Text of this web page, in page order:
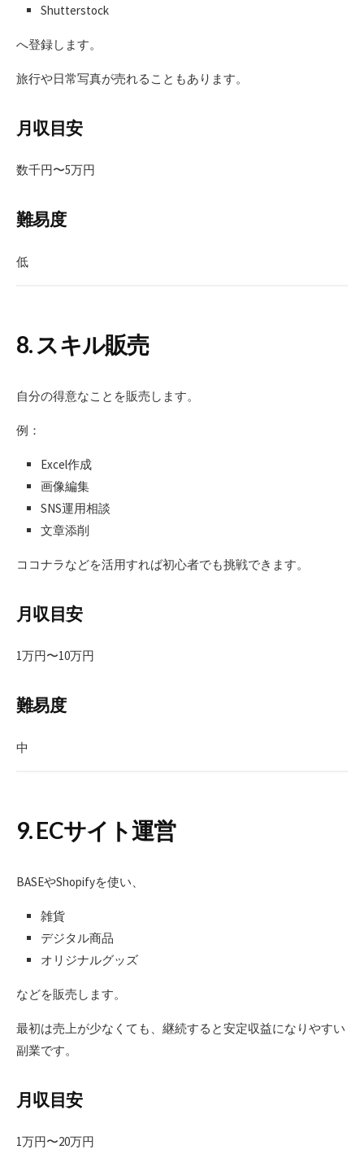
Shutterstock
へ登録します。
旅行や日常写真が売れることもあります。
月収目安
数千円〜5万円
難易度
低
8. スキル販売
自分の得意なことを販売します。
例：
Excel作成
画像編集
SNS運用相談
文章添削
ココナラなどを活用すれば初心者でも挑戦できます。
月収目安
1万円〜10万円
難易度
中
9. ECサイト運営
BASEやShopifyを使い、
雑貨
デジタル商品
オリジナルグッズ
などを販売します。
最初は売上が少なくても、継続すると安定収益になりやすい
副業です。
月収目安
1万円〜20万円